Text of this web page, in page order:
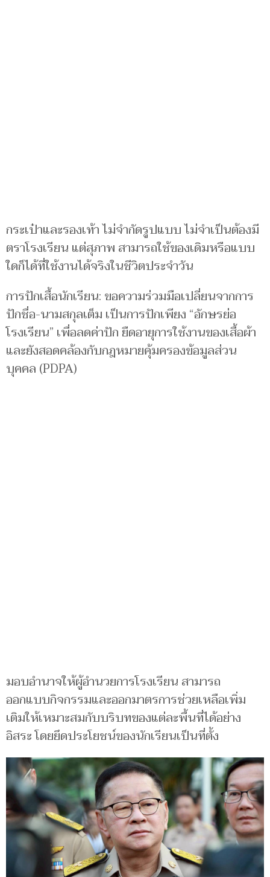
กระเป๋าและรองเท้า ไม่จำกัดรูปแบบ ไม่จำเป็นต้องมี
ตราโรงเรียน แต่สุภาพ สามารถใช้ของเดิมหรือแบบ
ใดก็ได้ที่ใช้งานได้จริงในชีวิตประจำวัน
การปักเสื้อนักเรียน: ขอความร่วมมือเปลี่ยนจากการ
ปักชื่อ-นามสกุลเต็ม เป็นการปักเพียง “อักษรย่อ
โรงเรียน” เพื่อลดค่าปัก ยืดอายุการใช้งานของเสื้อผ้า
และยังสอดคล้องกับกฎหมายคุ้มครองข้อมูลส่วน
บุคคล (PDPA)
มอบอำนาจให้ผู้อำนวยการโรงเรียน สามารถ
ออกแบบกิจกรรมและออกมาตรการช่วยเหลือเพิ่ม
เติมให้เหมาะสมกับบริบทของแต่ละพื้นที่ได้อย่าง
อิสระ โดยยึดประโยชน์ของนักเรียนเป็นที่ตั้ง